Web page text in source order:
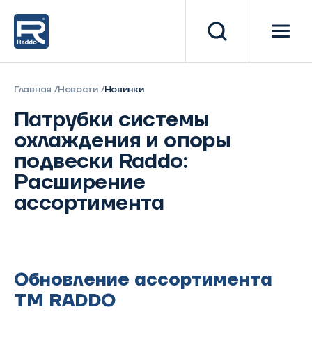
Главная Новости Новинки
Патрубки системы
охлаждения и опоры
подвески Raddo:
Расширение
ассортимента
Обновление ассортимента
TM RADDO